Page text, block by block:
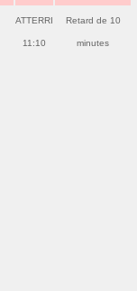
ATTERRI
11:10
Retard de 10
minutes